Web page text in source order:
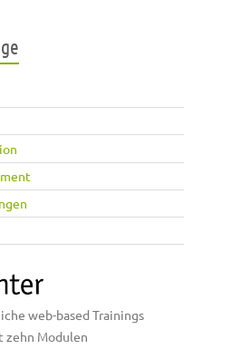
web-based Trainings
zehn Modulen